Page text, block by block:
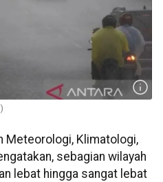
Meteorologi, Klimatologi,
sebagian wilayah
lebat hingga sangat lebat